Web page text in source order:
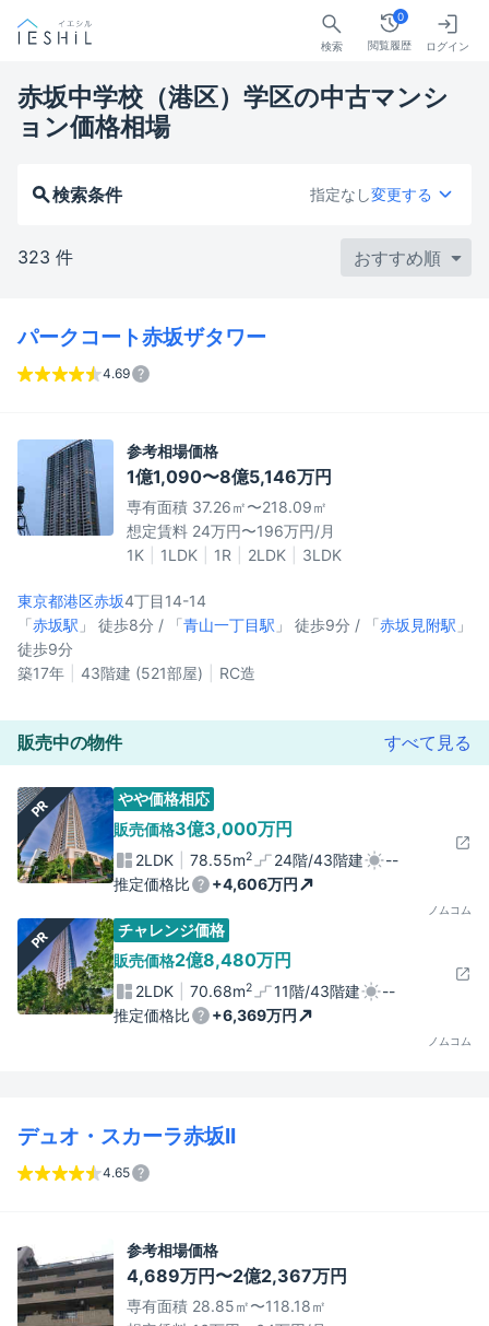
検索 閲覧履歴
0
ログイン
赤坂中学校（港区）学区の中古マンシ
ョン価格相場
検索条件 指定なし変更する
323 件
パークコート赤坂ザタワー
4.69
参考相場価格
1億1,090〜8億5,146万円
専有面積 37.26㎡〜218.09㎡
想定賃料 24万円〜196万円/月
1K
1LDK 1R 2LDK 3LDK
東京都港区赤坂4丁目14-14
「赤坂駅 」 徒歩8分 / 「青山一丁目駅 」 徒歩9分 / 「赤坂見附駅 」
徒歩9分
築17年
43階建 (521部屋) RC造
販売中の物件 すべて見る
PR
やや価格相応
販売価格3億3,000万円
2LDK 78.55m2 24階/43階建
--
推定価格比
+4,606万円
ノムコム
PR
チャレンジ価格
販売価格2億8,480万円
2LDK 70.68m2 11階/43階建
--
推定価格比
+6,369万円
ノムコム
デュオ・スカーラ赤坂II
4.65
参考相場価格
4,689万円〜2億2,367万円
専有面積 28.85㎡〜118.18㎡